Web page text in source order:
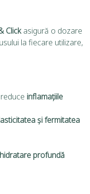
Clickasigură o dozare
la fiecare utilizare,
inflamațiile
și fermitatea
hidratare profundă